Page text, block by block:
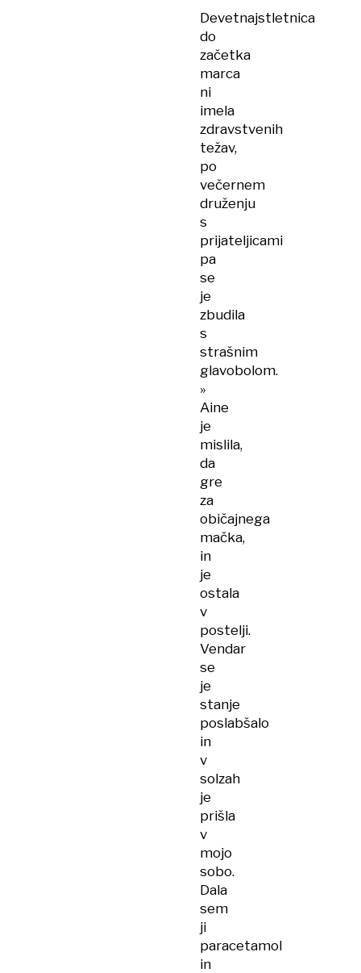
Devetnajstletnica
do
začetka
marca
ni
imela
zdravstvenih
težav,
po
večernem
druženju
s
prijateljicami
pa
se
je
zbudila
s
strašnim
glavobolom.
»​
Aine
je
mislila,
da
gre
za
običajnega
mačka,
in
je
ostala
v
postelji.
Vendar
se
je
stanje
poslabšalo
in
v
solzah
je
prišla
v
mojo
sobo.
Dala
sem
ji
paracetamol
in